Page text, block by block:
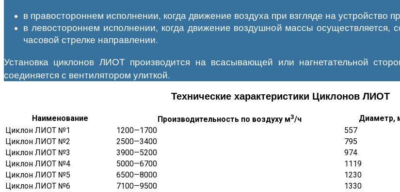
в правостороннем исполнении, когда движение воздуха при взгляде на устройство
в левостороннем исполнении, когда движение воздушной массы осуществляется,
часовой стрелке направлении.
Установка циклонов ЛИОТ производится на всасывающей или нагнетательной
соединяется с вентилятором улиткой.
Технические характеристики Циклонов ЛИОТ
Наименование Производительность по воздуху м3/ч Диаметр,
Циклон ЛИОТ №1
1200—1700 557
Циклон ЛИОТ №2
2500—3400 795
Циклон ЛИОТ №3
3900—5200 974
Циклон ЛИОТ №4
5000—6700 1119
Циклон ЛИОТ №5
6500—8000 1230
Циклон ЛИОТ №6
7100—9500 1330